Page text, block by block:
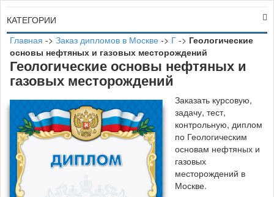
КАТЕГОРИИ
Главная -> Заказ дипломов в Москве -> Г -> Геологические
основы нефтяных и газовых месторождений
Геологические основы нефтяных и
газовых месторождений
Заказать курсовую,
задачу, тест,
контрольную, диплом
по Геологическим
основам нефтяных и
газовых
месторождений в
Москве.